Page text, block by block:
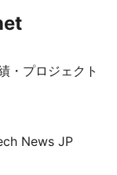
・プロジェクト
News JP